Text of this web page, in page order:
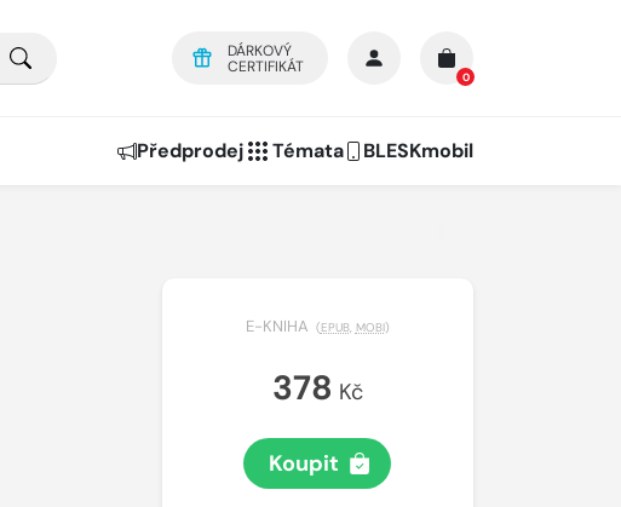
DÁRKOVÝ
CERTIFIKÁT
0
Předprodej Témata BLESKmobil
E-KNIHA (EPUB, MOBI)
378 Kč
Koupit